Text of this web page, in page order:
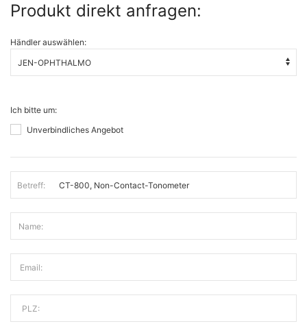
Produkt direkt anfragen:
Händler auswählen:
Ich bitte um:
Unverbindliches Angebot
Betreff:
Name:
Email:
PLZ: